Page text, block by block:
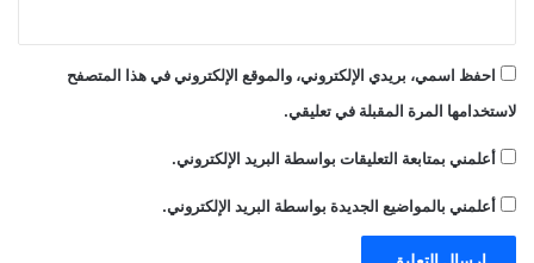
احفظ اسمي، بريدي الإلكتروني، والموقع الإلكتروني في هذا المتصفح
لاستخدامها المرة المقبلة في تعليقي.
أعلمني بمتابعة التعليقات بواسطة البريد الإلكتروني.
أعلمني بالمواضيع الجديدة بواسطة البريد الإلكتروني.